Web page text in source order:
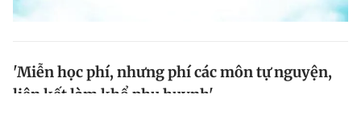
'Miễn học phí, nhưng phí các môn tự nguyện,
liên kết làm khổ phụ huynh'